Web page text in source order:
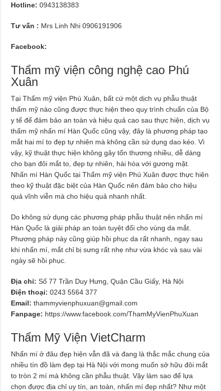
Hotline:0943138383
Tư vấn : Mrs Linh Nhi 0906191906
Facebook:
Thẩm mỹ viện công nghệ cao Phú
Xuân
Tại Thẩm mỹ viện Phú Xuân, bất cứ một dịch vụ phẫu thuật
thẩm mỹ nào cũng được thực hiện theo quy trình chuẩn của Bộ
y tế để đảm bảo an toàn và hiệu quả cao sau thực hiện, dịch vụ
thẩm mỹ nhấn mí Hàn Quốc cũng vậy, đây là phương pháp tạo
mắt hai mí to đẹp tự nhiên mà không cần sử dụng dao kéo. Vì
vậy, kỹ thuật thực hiện không gây tổn thương nhiều, dễ dàng
cho bạn đôi mắt to, đẹp tự nhiên, hài hòa với gương mặt.
Nhấn mí Hàn Quốc tại Thẩm mỹ viện Phú Xuân được thực hiện
theo kỹ thuật đặc biệt của Hàn Quốc nên đảm bảo cho hiệu
quả vĩnh viễn mà cho hiệu quả nhanh nhất.
Do không sử dụng các phương pháp phẫu thuật nên nhấn mí
Hàn Quốc là giải pháp an toàn tuyệt đối cho vùng da mắt.
Phương pháp này cũng giúp hồi phục da rất nhanh, ngay sau
khi nhấn mí, mắt chỉ bị sưng rất nhẹ như vừa khóc và sau vài
ngày sẽ hồi phục.
Địa chỉ: Số 77 Trần Duy Hưng, Quận Cầu Giấy, Hà Nội
Điện thoại:0243 5564 377
Email:thammyvienphuxuan@gmail.com
Fanpage: https://www.facebook.com/ThamMyVienPhuXuan
Thẩm Mỹ Viện VietCharm
Nhấn mí ở đâu đẹp hiện vẫn đã và đang là thắc mắc chung của
nhiều tín đồ làm đẹp tại Hà Nội với mong muốn sở hữu đôi mắt
to tròn 2 mí mà không cần phẫu thuật. Vậy làm sao để lựa
chọn được địa chỉ uy tín, an toàn, nhấn mí đẹp nhất? Như một